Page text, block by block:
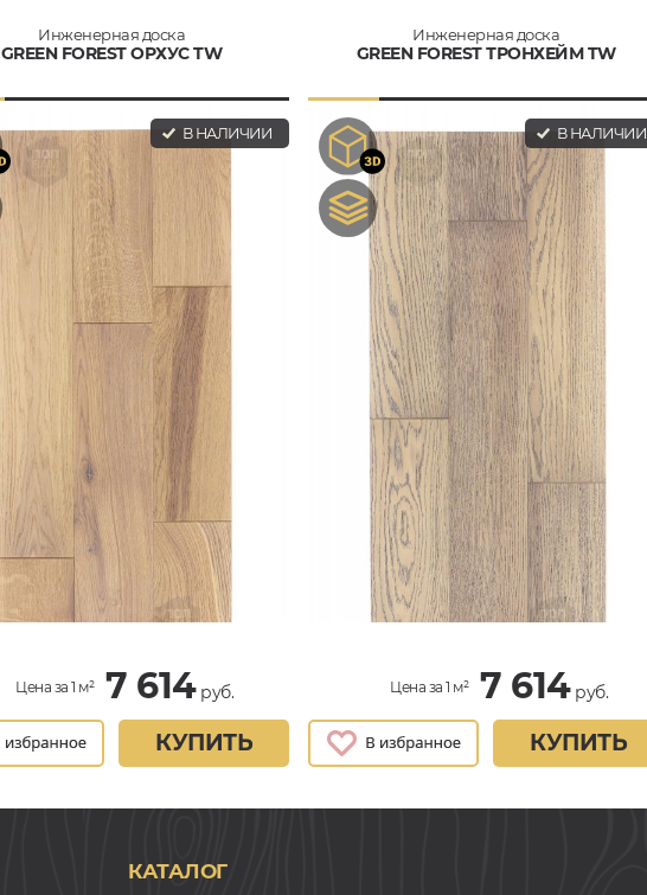
Инженерная доска
GREEN FOREST ОРХУС TW
В НАЛИЧИИ
Цена за 1 м² 7 614руб.
КУПИТЬ
Инженерная доска
GREEN FOREST ТРОНХЕЙМ TW
В НАЛИЧИИ
Цена за 1 м² 7 614руб.
КУПИТЬ
КАТАЛОГ